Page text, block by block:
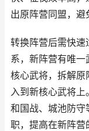
出原阵营同盟，避
转换阵营后需快速
系，新阵营有唯
核心武将，拆解原
入到新核心武将
和国战、城池防守
职，提高在新阵营